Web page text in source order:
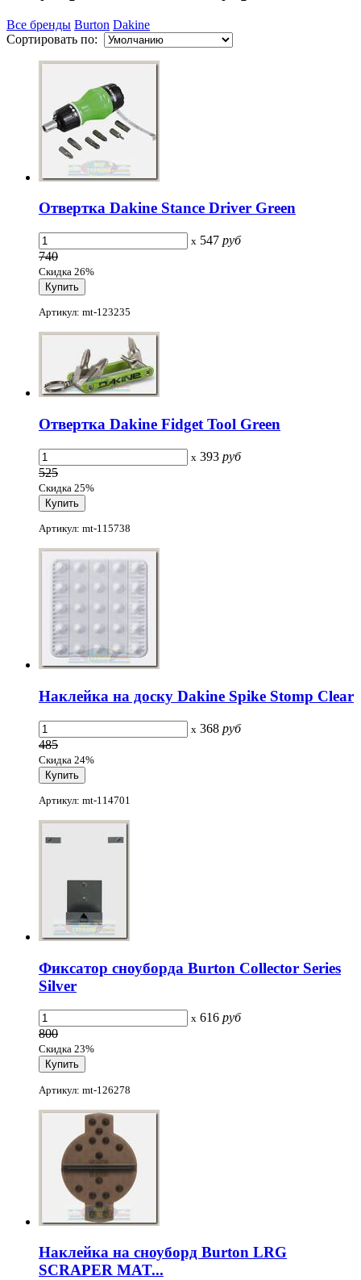
Все бренды Burton Dakine
Сортировать по:
Отвертка Dakine Stance Driver Green
x 547 руб
740
Скидка 26%
Артикул: mt-123235
Отвертка Dakine Fidget Tool Green
x 393 руб
525
Скидка 25%
Артикул: mt-115738
Наклейка на доску Dakine Spike Stomp Clear
x 368 руб
485
Скидка 24%
Артикул: mt-114701
Фиксатор сноуборда Burton Collector Series
Silver
x 616 руб
800
Скидка 23%
Артикул: mt-126278
Наклейка на сноуборд Burton LRG
SCRAPER MAT...